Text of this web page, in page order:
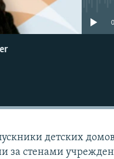
детских
за стенами